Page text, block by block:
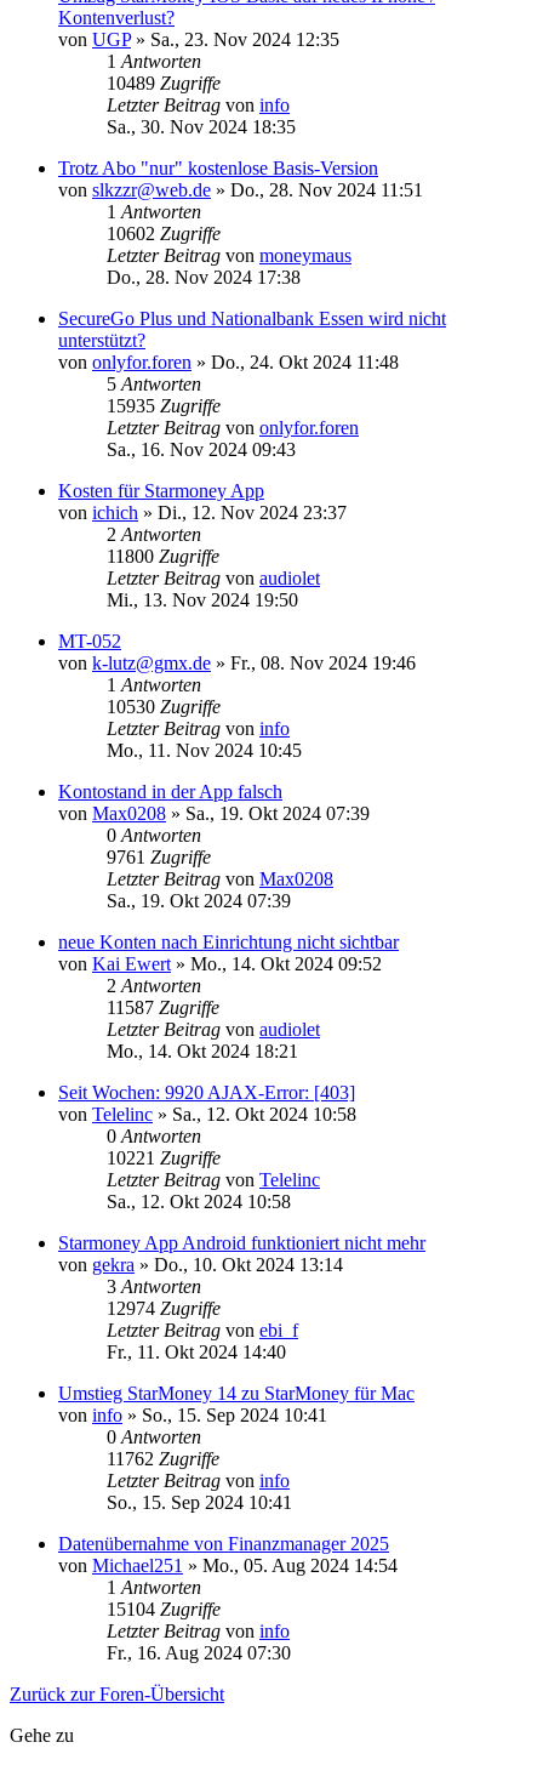
Kontenverlust?
von UGP» Sa., 23. Nov 2024 12:35
1 Antworten
10489 Zugriffe
Letzter Beitrag von info
Sa., 30. Nov 2024 18:35
Trotz Abo "nur" kostenlose Basis-Version
von slkzzr@web.de » Do., 28. Nov 2024 11:51
1 Antworten
10602 Zugriffe
Letzter Beitrag von moneymaus
Do., 28. Nov 2024 17:38
SecureGo Plus und Nationalbank Essen wird nicht
unterstützt?
von onlyfor.foren » Do., 24. Okt 2024 11:48
5 Antworten
15935 Zugriffe
Letzter Beitrag von onlyfor.foren
Sa., 16. Nov 2024 09:43
Kosten für Starmoney App
von ichich » Di., 12. Nov 2024 23:37
2 Antworten
11800 Zugriffe
Letzter Beitrag von audiolet
Mi., 13. Nov 2024 19:50
MT-052
von k-lutz@gmx.de » Fr., 08. Nov 2024 19:46
1 Antworten
10530 Zugriffe
Letzter Beitrag von info
Mo., 11. Nov 2024 10:45
Kontostand in der App falsch
von Max0208 » Sa., 19. Okt 2024 07:39
0 Antworten
9761 Zugriffe
Letzter Beitrag von Max0208
Sa., 19. Okt 2024 07:39
neue Konten nach Einrichtung nicht sichtbar
von Kai Ewert » Mo., 14. Okt 2024 09:52
2 Antworten
11587 Zugriffe
Letzter Beitrag von audiolet
Mo., 14. Okt 2024 18:21
Seit Wochen: 9920 AJAX-Error: [403]
von Telelinc » Sa., 12. Okt 2024 10:58
0 Antworten
10221 Zugriffe
Letzter Beitrag von Telelinc
Sa., 12. Okt 2024 10:58
Starmoney App Android funktioniert nicht mehr
von gekra » Do., 10. Okt 2024 13:14
3 Antworten
12974 Zugriffe
Letzter Beitrag von ebi_f
Fr., 11. Okt 2024 14:40
Umstieg StarMoney 14 zu StarMoney für Mac
von info » So., 15. Sep 2024 10:41
0 Antworten
11762 Zugriffe
Letzter Beitrag von info
So., 15. Sep 2024 10:41
Datenübernahme von Finanzmanager 2025
von Michael251 » Mo., 05. Aug 2024 14:54
1 Antworten
15104 Zugriffe
Letzter Beitrag von info
Fr., 16. Aug 2024 07:30
Zurück zur Foren-Übersicht
Gehe zu